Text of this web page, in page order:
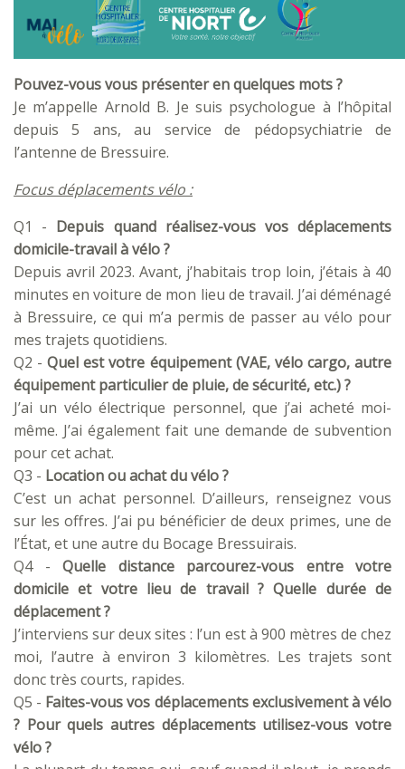
Pouvez-vous vous présenter en quelques mots ?
Je m’appelle Arnold B. Je suis psychologue à l’hôpital
depuis 5 ans, au service de pédopsychiatrie de
l’antenne de Bressuire.
Focus déplacements vélo :
Q1 - Depuis quand réalisez-vous vos déplacements
domicile-travail à vélo ?
Depuis avril 2023. Avant, j’habitais trop loin, j’étais à 40
minutes en voiture de mon lieu de travail. J’ai déménagé
à Bressuire, ce qui m’a permis de passer au vélo pour
mes trajets quotidiens.
Q2 -Quel est votre équipement (VAE, vélo cargo, autre
équipement particulier de pluie, de sécurité, etc.) ?
J’ai un vélo électrique personnel, que j’ai acheté moi-
même. J’ai également fait une demande de subvention
pour cet achat.
Q3 - Location ou achat du vélo ?
C’est un achat personnel. D’ailleurs, renseignez vous
sur les offres. J’ai pu bénéficier de deux primes, une de
l’État, et une autre du Bocage Bressuirais.
Q4 - Quelle distance parcourez-vous entre votre
domicile et votre lieu de travail ? Quelle durée de
déplacement ?
J’interviens sur deux sites : l’un est à 900 mètres de chez
moi, l’autre à environ 3 kilomètres. Les trajets sont
donc très courts, rapides.
Q5 - Faites-vous vos déplacements exclusivement à vélo
? Pour quels autres déplacements utilisez-vous votre
vélo ?